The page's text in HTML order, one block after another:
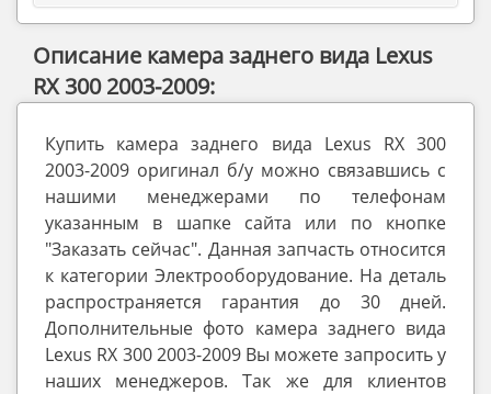
Описание камера заднего вида Lexus
RX 300 2003-2009:
Купить камера заднего вида Lexus RX 300
2003-2009 оригинал б/у можно связавшись с
нашими менеджерами по телефонам
указанным в шапке сайта или по кнопке
"Заказать сейчас". Данная запчасть относится
к категории Электрооборудование. На деталь
распространяется гарантия до 30 дней.
Дополнительные фото камера заднего вида
Lexus RX 300 2003-2009 Вы можете запросить у
наших менеджеров. Так же для клиентов